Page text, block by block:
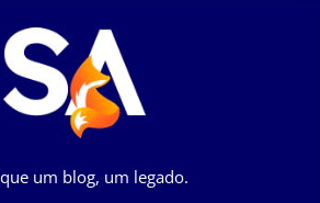
um blog, um legado.